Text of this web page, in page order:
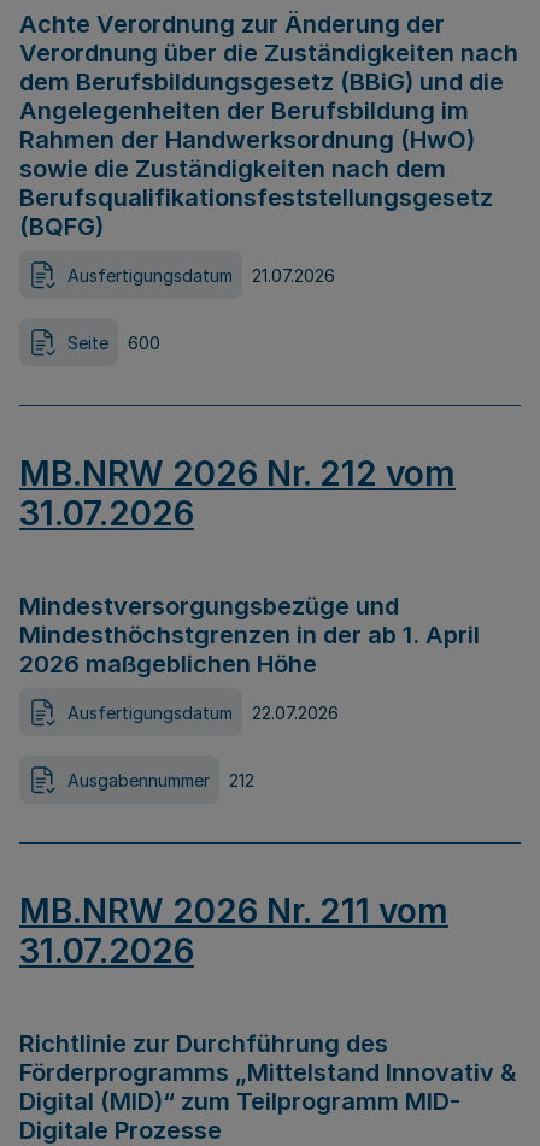
Achte Verordnung zur Änderung der
Verordnung über die Zuständigkeiten nach
dem Berufsbildungsgesetz (BBiG) und die
Angelegenheiten der Berufsbildung im
Rahmen der Handwerksordnung (HwO)
sowie die Zuständigkeiten nach dem
Berufsqualifikationsfeststellungsgesetz
(BQFG)
Ausfertigungsdatum 21.07.2026
Seite 600
MB.NRW 2026 Nr. 212 vom
31.07.2026
Mindestversorgungsbezüge und
Mindesthöchstgrenzen in der ab 1. April
2026 maßgeblichen Höhe
Ausfertigungsdatum 22.07.2026
Ausgabennummer 212
MB.NRW 2026 Nr. 211 vom
31.07.2026
Richtlinie zur Durchführung des
Förderprogramms „Mittelstand Innovativ &
Digital (MID)“ zum Teilprogramm MID-
Digitale Prozesse